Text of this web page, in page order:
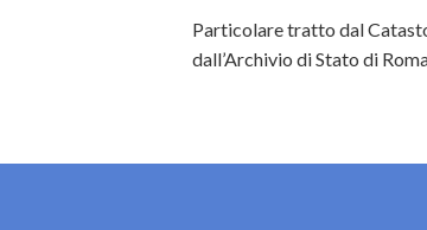
Particolare tratto dal
dall’Archivio di Stato di